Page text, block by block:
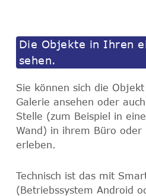
Die Objekte in Ihren
sehen.
Sie können sich die
Galerie ansehen oder
Stelle (zum Beispiel in
Wand) in ihrem Büro oder
erleben.
Technisch ist das mit
(Betriebssystem Android